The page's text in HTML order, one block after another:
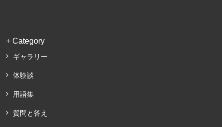
+ Category
ギャラリー
体験談
用語集
質問と答え